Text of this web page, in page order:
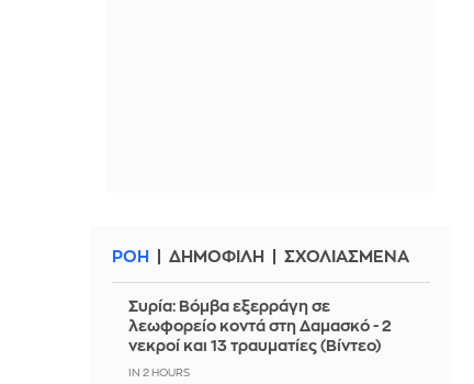
ΡΟΗ ΔΗΜΟΦΙΛΗ ΣΧΟΛΙΑΣΜΕΝΑ
Συρία: Βόμβα εξερράγη σε
λεωφορείο κοντά στη Δαμασκό - 2
νεκροί και 13 τραυματίες (Βίντεο)
IN 2 HOURS